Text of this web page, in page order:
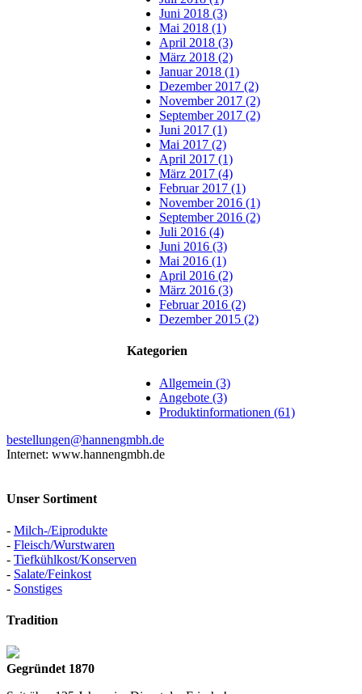
Juni 2018 (3)
Mai 2018 (1)
April 2018 (3)
März 2018 (2)
Januar 2018 (1)
Dezember 2017 (2)
November 2017 (2)
September 2017 (2)
Juni 2017 (1)
Mai 2017 (2)
April 2017 (1)
März 2017 (4)
Februar 2017 (1)
November 2016 (1)
September 2016 (2)
Juli 2016 (4)
Juni 2016 (3)
Mai 2016 (1)
April 2016 (2)
März 2016 (3)
Februar 2016 (2)
Dezember 2015 (2)
Kategorien
Allgemein (3)
Angebote (3)
Produktinformationen (61)
bestellungen@hannengmbh.de
Internet: www.hannengmbh.de
Unser Sortiment
- Milch-/Eiprodukte
- Fleisch/Wurstwaren
- Tiefkühlkost/Konserven
- Salate/Feinkost
- Sonstiges
Tradition
Gegründet 1870